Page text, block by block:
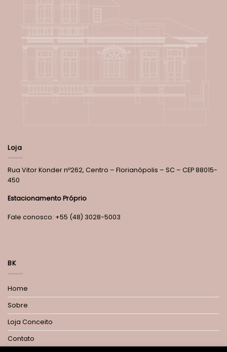
Loja
Rua Vitor Konder nº262, Centro – Florianópolis – SC – CEP 88015-
450
Estacionamento Próprio
Fale conosco: +55 (48) 3028-5003
BK
Home
Sobre
Loja Conceito
Contato